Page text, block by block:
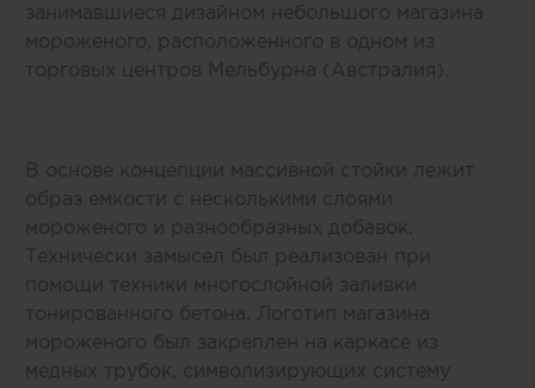
занимавшиеся дизайном небольшого магазина
мороженого, расположенного в одном из
торговых центров Мельбурна (Австралия).
В основе концепции массивной стойки лежит
образ емкости с несколькими слоями
мороженого и разнообразных добавок.
Технически замысел был реализован при
помощи техники многослойной заливки
тонированного бетона. Логотип магазина
мороженого был закреплен на каркасе из
медных трубок, символизирующих систему